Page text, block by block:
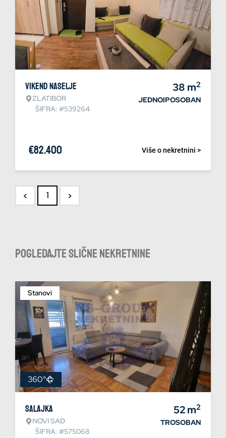
Vikend naselje
ZLATIBOR
ŠIFRA: #539264
38 m2
JEDNOIPOSOBAN
Više o nekretnini >
€82.400
< 1 >
Pogledajte slične nekretnine
Stanovi
360°
Salajka
NOVI SAD
ŠIFRA: #575068
52m2
TROSOBAN